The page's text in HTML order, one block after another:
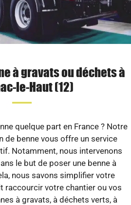
à gravats ou déchets à
le-Haut (12)
quelque part en France ? Notre
de benne vous offre un service
Notamment, nous intervenons
le but de poser une benne à
nous savons simplifier votre
raccourcir votre chantier ou vos
à gravats, à déchets verts, à